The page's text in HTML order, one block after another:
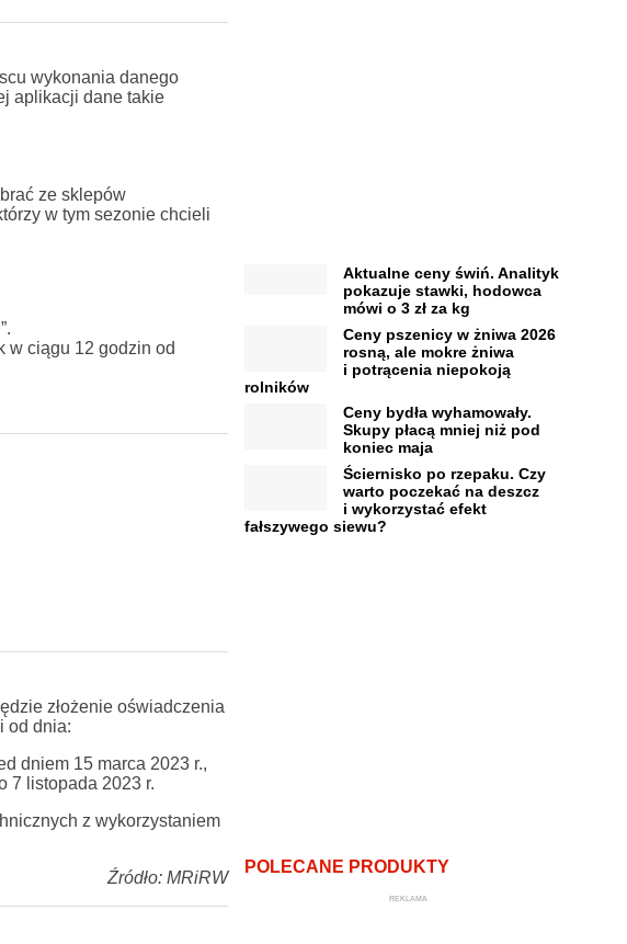
wykonania danego
aplikacji dane takie
ze sklepów
w tym sezonie chcieli
w ciągu 12 godzin od
złożenie oświadczenia
od dnia:
dniem 15 marca 2023 r.,
7 listopada 2023 r.
z wykorzystaniem
Źródło: MRiRW
Aktualne ceny świń. Analityk
pokazuje stawki, hodowca
mówi o 3 zł za kg
Ceny pszenicy w żniwa 2026
rosną, ale mokre żniwa
i potrącenia niepokoją
rolników
Ceny bydła wyhamowały.
Skupy płacą mniej niż pod
koniec maja
Ściernisko po rzepaku. Czy
warto poczekać na deszcz
i wykorzystać efekt
fałszywego siewu?
POLECANE PRODUKTY
REKLAMA